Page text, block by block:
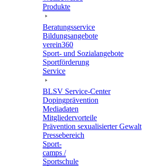
Produkte
Bera­tungs­ser­vice
Bildungs­an­ge­bote
verein360
Sport- und Sozialangebote
Sport­för­de­rung
Service
BLSV Service-Center
Doping­prä­ven­tion
Media­da­ten
Mitglie­der­vor­teile
Präven­tion sexua­li­sier­ter Gewalt
Pres­se­be­reich
Sport­
camps /
Sportschule